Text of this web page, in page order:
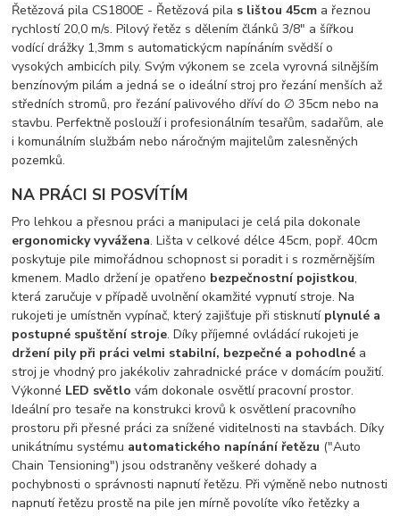
Řetězová pila CS1800E - Řetězová pila s lištou 45cm a řeznou
rychlostí 20,0 m/s. Pilový řetěz s dělením článků 3/8" a šířkou
vodící drážky 1,3mm s automatickýcm napínáním svědší o
vysokých ambicích pily. Svým výkonem se zcela vyrovná silnějším
benzínovým pilám a jedná se o ideální stroj pro řezání menších až
středních stromů, pro řezání palivového dříví do ∅ 35cm nebo na
stavbu. Perfektně poslouží i profesionálním tesařům, sadařům, ale
i komunálním službám nebo náročným majitelům zalesněných
pozemků.
NA PRÁCI SI POSVÍTÍM
Pro lehkou a přesnou práci a manipulaci je celá pila dokonale
ergonomicky vyvážena. Lišta v celkové délce 45cm, popř. 40cm
poskytuje pile mimořádnou schopnost si poradit i s rozměrnějším
kmenem. Madlo držení je opatřeno bezpečnostní pojistkou,
která zaručuje v případě uvolnění okamžité vypnutí stroje. Na
rukojeti je umístněn vypínač, který zajišťuje při stisknutí plynulé a
postupné spuštění stroje. Díky příjemné ovládácí rukojeti je
držení pily při práci velmi stabilní, bezpečné a pohodlné a
stroj je vhodný pro jakékoliv zahradnické práce v domácím použití.
Výkonné LED světlo vám dokonale osvětlí pracovní prostor.
Ideální pro tesaře na konstrukci krovů k osvětlení pracovního
prostoru při přesné práci za snížené viditelnosti na stavbách. Díky
unikátnímu systému automatického napínání řetězu ("Auto
Chain Tensioning") jsou odstraněny veškeré dohady a
pochybnosti o správnosti napnutí řetězu. Při výměně nebo nutnosti
napnutí řetězu prostě na pile jen mírně povolíte víko řetězky a